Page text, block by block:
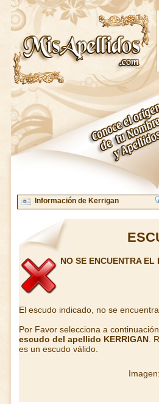
Información de Kerrigan
NO SE ENCUENTRA EL
El escudo indicado, no se
Por Favor selecciona a
escudo del apellido KERRIGAN .
es un escudo válido.
Imagen: